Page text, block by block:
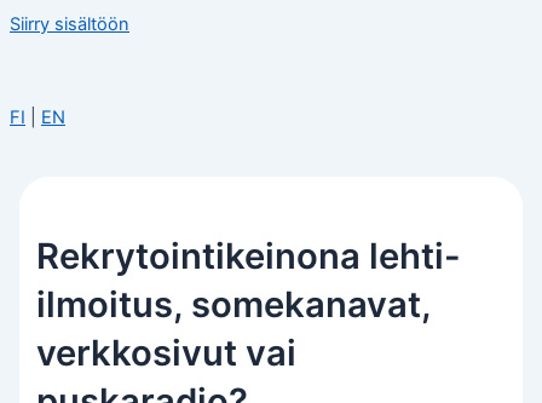
Siirry sisältöön
FI EN
Rekrytointikeinona lehti-
ilmoitus, somekanavat,
verkkosivut vai